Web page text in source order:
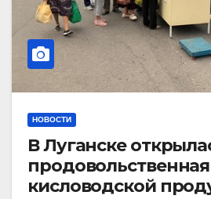
НОВОСТИ
В Луганске
кисловодской